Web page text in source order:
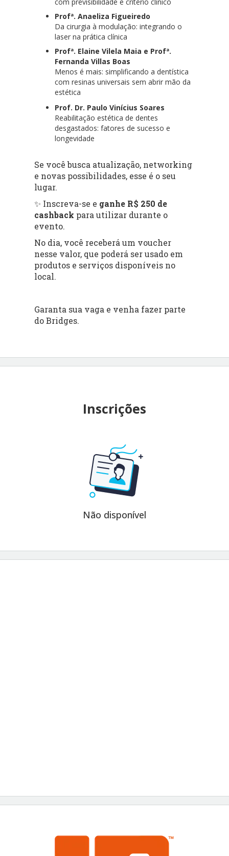
Profª. Anaeliza Figueiredo
Da cirurgia à modulação: integrando o
laser na prática clínica
Profª. Elaine Vilela Maia e Profª.
Fernanda Villas Boas
Menos é mais: simplificando a dentística
com resinas universais sem abrir mão da
estética
Prof. Dr. Paulo Vinícius Soares
Reabilitação estética de dentes
desgastados: fatores de sucesso e
longevidade
Se você busca atualização, networking
e novas possibilidades, esse é o seu
lugar.
✨ Inscreva-se e ganhe R$ 250 de
cashback para utilizar durante o
evento.
No dia, você receberá um voucher
nesse valor, que poderá ser usado em
produtos e serviços disponíveis no
local.
Garanta sua vaga e venha fazer parte
do Bridges.
Inscrições
Não disponível